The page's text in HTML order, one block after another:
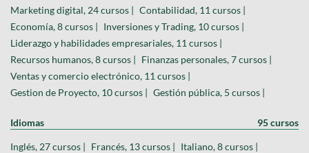
Marketing digital, 24 cursos | Contabilidad, 11 cursos |
Economía, 8 cursos | Inversiones y Trading, 10 cursos |
Liderazgo y habilidades empresariales, 11 cursos |
Recursos humanos, 8 cursos | Finanzas personales, 7 cursos |
Ventas y comercio electrónico, 11 cursos |
Gestion de Proyecto, 10 cursos | Gestión pública, 5 cursos |
Idiomas 95 cursos
Inglés, 27 cursos | Francés, 13 cursos | Italiano, 8 cursos |